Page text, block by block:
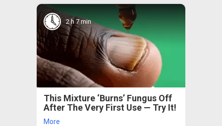
2 h 7 min
This Mixture ‘Burns’ Fungus Off
After The Very First Use — Try It!
More